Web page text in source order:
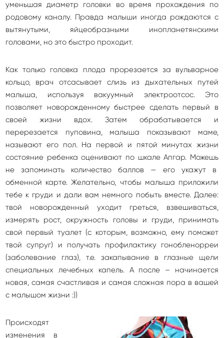
уменьшая диаметр головки во время прохождения по
родовому каналу. Правда малыши иногда рождаются с
вытянутыми, яйцеобразными инопланетянскими
головами, но это быстро проходит.
Как только головка плода прорезается за вульварное
кольцо, врач отсасывает слизь из дыхательных путей
малыша, используя вакуумный электроотсос. Это
позволяет новорожденному быстрее сделать первый в
своей жизни вдох. Затем обрабатывается и
перерезается пуповина, малыша показывают маме,
называют его пол. На первой и пятой минутах жизни
состояние ребенка оценивают по шкале Апгар. Можешь
не запоминать количество баллов — его укажут в
обменной карте. Желательно, чтобы малыша приложили
тебе к груди и дали вам немного побыть вместе. Далее:
твой новорожденный уходит греться, взвешиваться,
измерять рост, окружность головы и груди, принимать
свой первый туалет (с которым, возможно, ему поможет
твой супруг) и получать профилактику гонобленорреи
(заболевание глаз), т.е. закапывание в глазные щели
специальных лечебных капель. А после – начинается
новая, самая счастливая и самая сложная пора в вашей
с малышом жизни :))
Происходят
изменения в